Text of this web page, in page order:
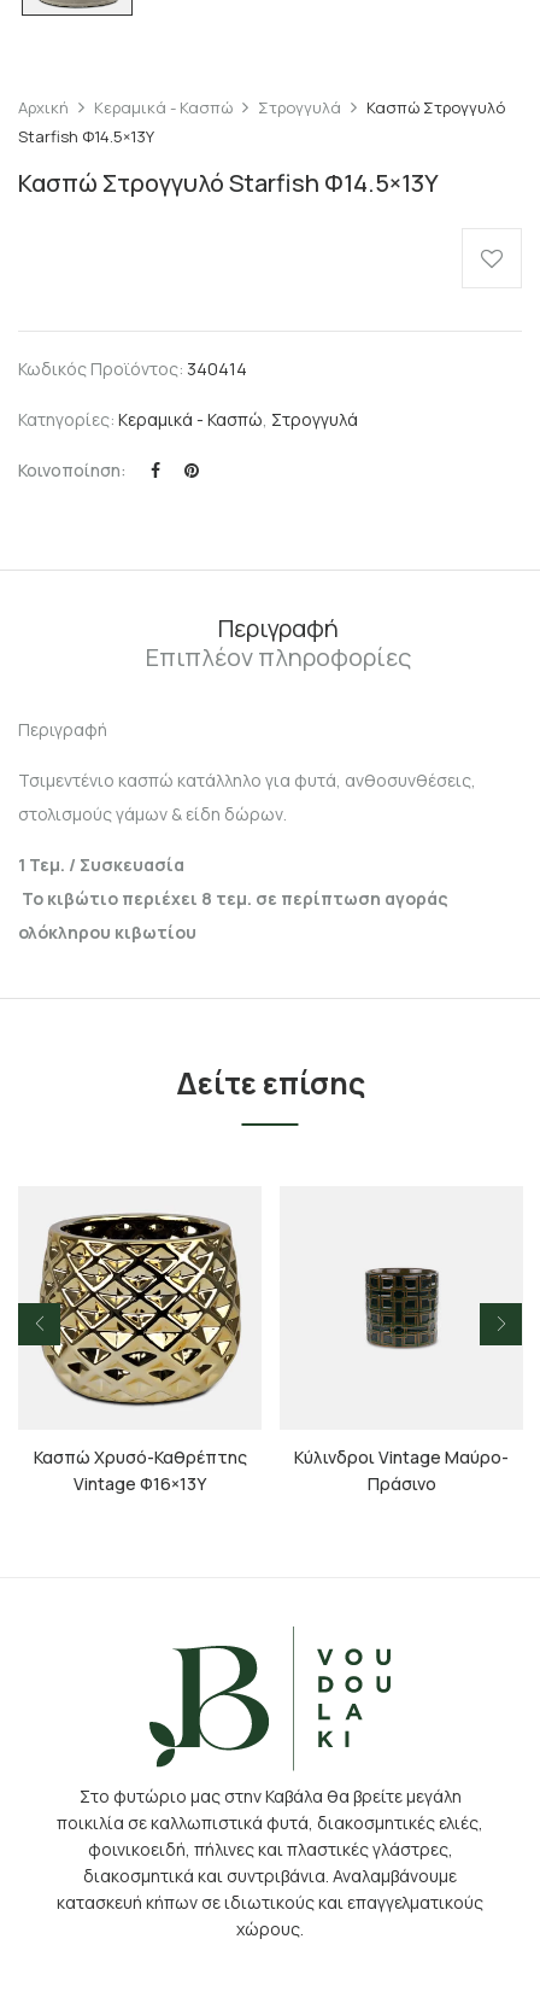
Αρχική Κεραμικά - Κασπώ Στρογγυλά
Κασπώ Στρογγυλό
Starfish Φ14.5×13Υ
Κασπώ Στρογγυλό Starfish Φ14.5×13Υ
Κωδικός Προϊόντος: 340414
Κατηγορίες: Κεραμικά - Κασπώ, Στρογγυλά
Κοινοποίηση:
Περιγραφή
Επιπλέον πληροφορίες
Περιγραφή
Τσιμεντένιο κασπώ κατάλληλο για φυτά, ανθοσυνθέσεις,
στολισμούς γάμων & είδη δώρων.
1 Τεμ. / Συσκευασία
Το κιβώτιο περιέχει 8 τεμ. σε περίπτωση αγοράς
ολόκληρου κιβωτίου
Δείτε επίσης
Κασπώ Χρυσό-Καθρέπτης
Vintage Φ16×13Υ
Κύλινδροι Vintage Μαύρο-
Πράσινο
Στο φυτώριο μας στην Καβάλα θα βρείτε μεγάλη
ποικιλία σε καλλωπιστικά φυτά, διακοσμητικές ελιές,
φοινικοειδή, πήλινες και πλαστικές γλάστρες,
διακοσμητικά και συντριβάνια. Αναλαμβάνουμε
κατασκευή κήπων σε ιδιωτικούς και επαγγελματικούς
χώρους.